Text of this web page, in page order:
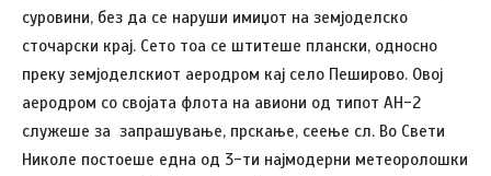
суровини, без да се наруши имиџот на земјоделско
сточарски крај. Сето тоа се штитеше плански, односно
преку земјоделскиот аеродром кај село Пеширово. Овој
аеродром со својата флота на авиони од типот АН-2
служеше за запрашување, прскање, сеење сл. Во Свети
Николе постоеше една од 3-ти најмодерни метеоролошки